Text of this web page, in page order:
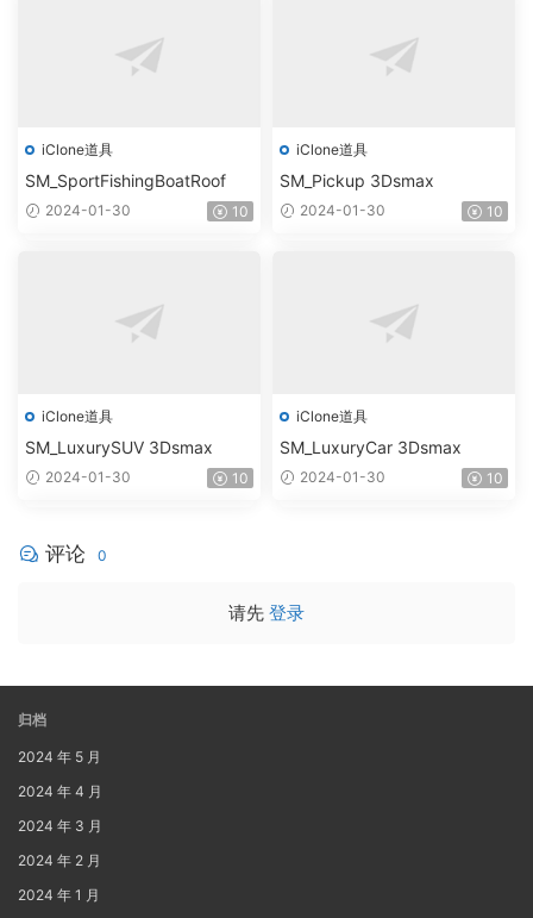
iClone道具
SM_SportFishingBoatRoof
2024-01-30 10
iClone道具
SM_Pickup 3Dsmax
2024-01-30 10
iClone道具
SM_LuxurySUV 3Dsmax
2024-01-30 10
iClone道具
SM_LuxuryCar 3Dsmax
2024-01-30 10
评论 0
请先 登录
归档
2024 年 5 月
2024 年 4 月
2024 年 3 月
2024 年 2 月
2024 年 1 月